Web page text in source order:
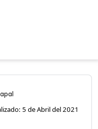
5 de Abril del 2021